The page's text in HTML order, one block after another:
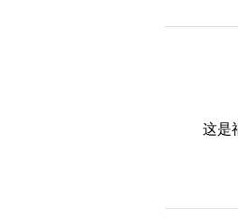
这是